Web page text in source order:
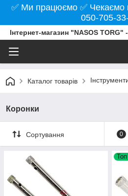
✅ Ми працюємо ✅
050-705-
Інтернет-магазин "NASOS
Каталог товарів
Коронки
Сортування 0